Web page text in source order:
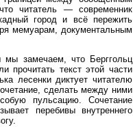
читатель — современник
город и всё пережить
мемуарам, документальным
замечаем, что Берггольц
прочитать текст этой части
лесенки диктует читателю
сделать между ними
пульсацию. Сочетание
перебивы внутреннего